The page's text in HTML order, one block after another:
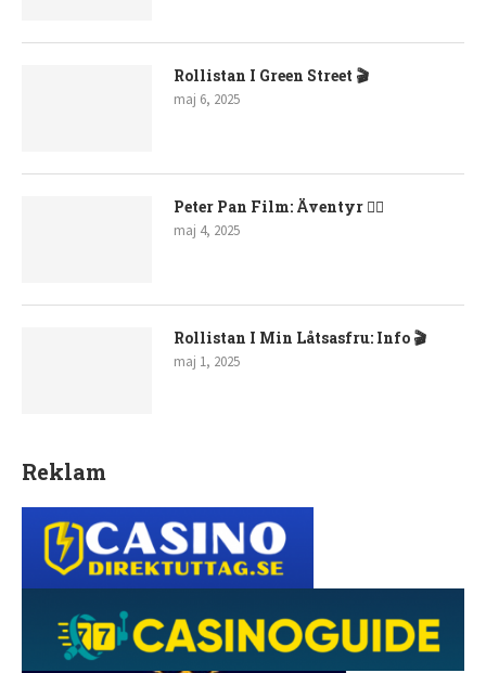
Rollistan I Green Street 🎬
maj 6, 2025
Peter Pan Film: Äventyr 🧚‍♂️
maj 4, 2025
Rollistan I Min Låtsasfru: Info 🎬
maj 1, 2025
Reklam